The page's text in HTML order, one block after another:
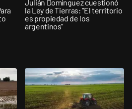
Julián Domínguez cuestionó
la Ley de Tierras: “El territorio
es propiedad de los
argentinos”